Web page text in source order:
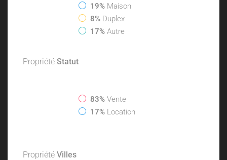
19% Maison
8% Duplex
17% Autre
Propriété Statut
83% Vente
17% Location
Propriété Villes